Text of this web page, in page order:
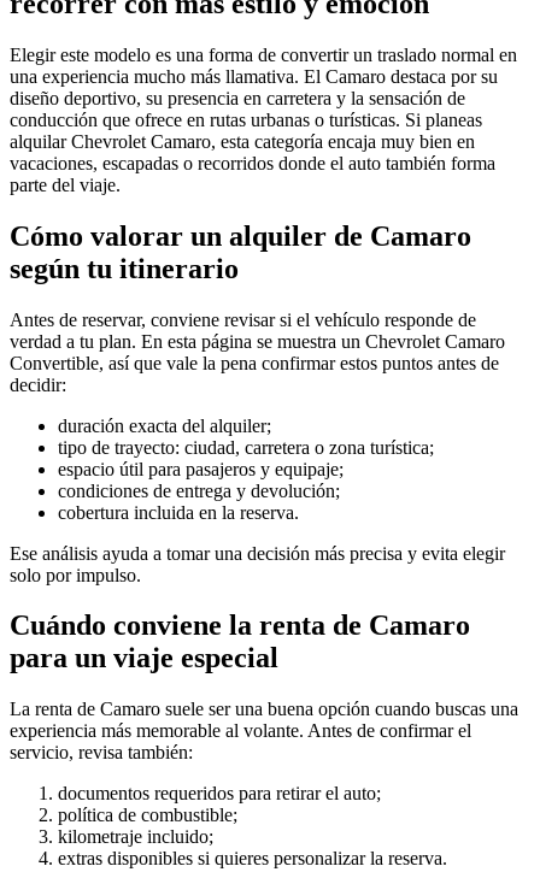
Elegir este modelo es una forma de convertir un traslado normal en
una experiencia mucho más llamativa. El Camaro destaca por su
diseño deportivo, su presencia en carretera y la sensación de
conducción que ofrece en rutas urbanas o turísticas. Si planeas
alquilar Chevrolet Camaro, esta categoría encaja muy bien en
vacaciones, escapadas o recorridos donde el auto también forma
parte del viaje.
Cómo valorar un alquiler de Camaro
según tu itinerario
Antes de reservar, conviene revisar si el vehículo responde de
verdad a tu plan. En esta página se muestra un Chevrolet Camaro
Convertible, así que vale la pena confirmar estos puntos antes de
decidir:
duración exacta del alquiler;
tipo de trayecto: ciudad, carretera o zona turística;
espacio útil para pasajeros y equipaje;
condiciones de entrega y devolución;
cobertura incluida en la reserva.
Ese análisis ayuda a tomar una decisión más precisa y evita elegir
solo por impulso.
Cuándo conviene la renta de Camaro
para un viaje especial
La renta de Camaro suele ser una buena opción cuando buscas una
experiencia más memorable al volante. Antes de confirmar el
servicio, revisa también:
documentos requeridos para retirar el auto;
política de combustible;
kilometraje incluido;
extras disponibles si quieres personalizar la reserva.